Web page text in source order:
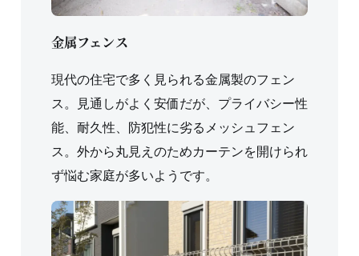
金属フェンス
現代の住宅で多く見られる金属製のフェン
ス。見通しがよく安価だが、プライバシー性
能、耐久性、防犯性に劣るメッシュフェン
ス。外から丸見えのためカーテンを開けられ
ず悩む家庭が多いようです。